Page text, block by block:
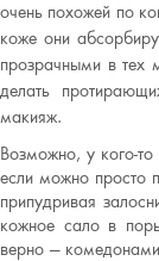
очень похожей по
коже они
прозрачными в тех
делать
макияж.
Возможно, у кого-то
если можно просто
припудривая
кожное сало в
верно —